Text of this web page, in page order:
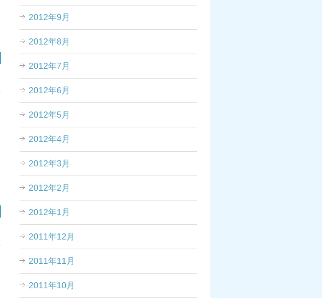
2012年9月
2012年8月
2012年7月
2012年6月
2012年5月
2012年4月
2012年3月
2012年2月
2012年1月
2011年12月
2011年11月
2011年10月